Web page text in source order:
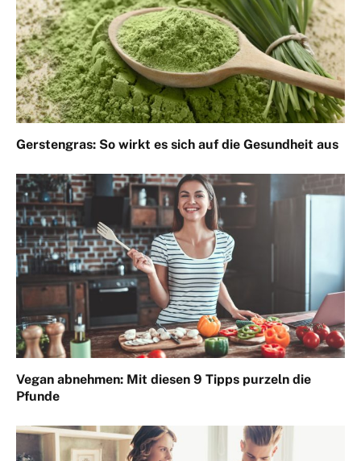
Gerstengras: So wirkt es sich auf die Gesundheit aus
Vegan abnehmen: Mit diesen 9 Tipps purzeln die
Pfunde